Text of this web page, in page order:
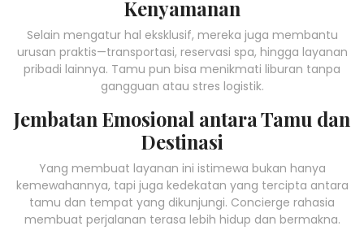
Kenyamanan
Selain mengatur hal eksklusif, mereka juga membantu
urusan praktis—transportasi, reservasi spa, hingga layanan
pribadi lainnya. Tamu pun bisa menikmati liburan tanpa
gangguan atau stres logistik.
Jembatan Emosional antara Tamu dan
Destinasi
Yang membuat layanan ini istimewa bukan hanya
kemewahannya, tapi juga kedekatan yang tercipta antara
tamu dan tempat yang dikunjungi. Concierge rahasia
membuat perjalanan terasa lebih hidup dan bermakna.